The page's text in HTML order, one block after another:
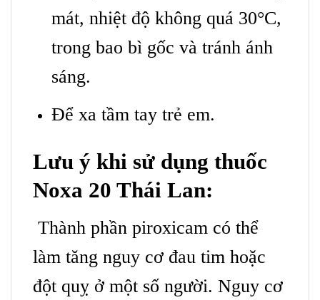
mát, nhiệt độ không quá 30°C,
trong bao bì gốc và tránh ánh
sáng.
Để xa tầm tay trẻ em.
Lưu ý khi sử dụng thuốc
Noxa 20 Thái Lan:
Thành phần piroxicam có thể
làm tăng nguy cơ đau tim hoặc
đột quỵ ở một số người. Nguy cơ